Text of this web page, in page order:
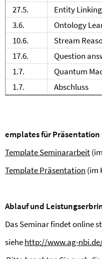
27.5.
Entity
3.6.
Ontology
10.6.
Stream
17.6.
Question
1.7.
Quantum
1.7.
Abschluss
emplates für
Template Seminararbeit
Template Präsentation (im
Ablauf und
Das Seminar findet online
siehehttp://www.ag-